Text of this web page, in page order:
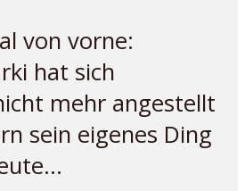
von vorne:
hat sich
mehr angestellt
sein eigenes Ding